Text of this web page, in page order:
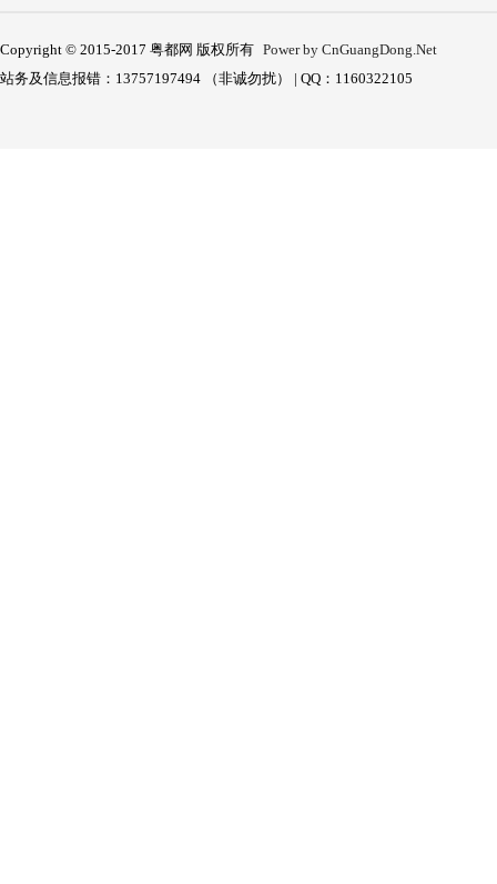
Copyright © 2015-2017 粤都网 版权所有 Power by CnGuangDong.Net
站务及信息报错：13757197494 （非诚勿扰） | QQ：1160322105